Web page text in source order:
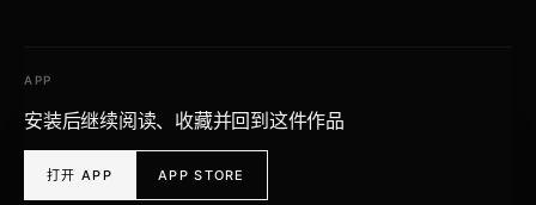
APP
安装后继续阅读、收藏并回到这件作品
打开 APP APP STORE